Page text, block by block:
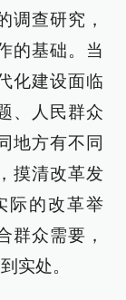
调查研究，
的基础。当
化建设面临
、人民群众
地方有不同
摸清改革发
际的改革举
群众需要，
实处。